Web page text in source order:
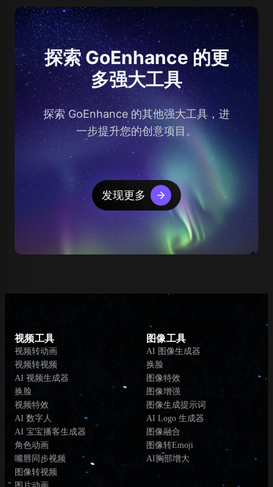
探索 GoEnhance 的更
多强大工具
探索 GoEnhance 的其他强大工具，进
一步提升您的创意项目。
发现更多
视频工具
视频转动画
视频转视频
AI 视频生成器
换脸
视频特效
AI 数字人
AI 宝宝播客生成器
角色动画
嘴唇同步视频
图像转视频
图像工具
AI 图像生成器
换脸
图像特效
图像增强
图像生成提示词
AI Logo 生成器
图像融合
图像转Emoji
AI胸部增大